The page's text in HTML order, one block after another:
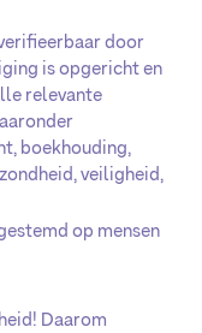
door
is opgericht en
relevante
boekhouding,
veiligheid,
op mensen
Daarom